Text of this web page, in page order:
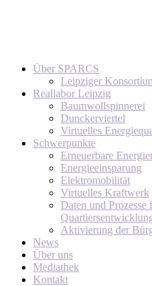
Über SPARCS
Leipziger
Reallabor Leipzig
Baumwollspinnerei
Dunckerviertel
Virtuelles
Schwerpunkte
Erneuerbare
Energieeinsparung
Elektromobilität
Virtuelles Kraftwerk
Daten und
Aktivierung der
News
Über uns
Mediathek
Kontakt